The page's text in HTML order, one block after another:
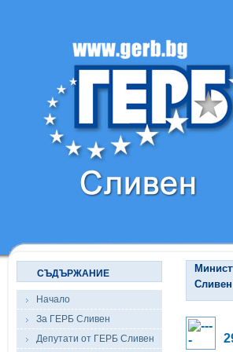
СЪДЪРЖАНИЕ
Начало
За ГЕРБ Сливен
Депутати от ГЕРБ Сливен
Сливен